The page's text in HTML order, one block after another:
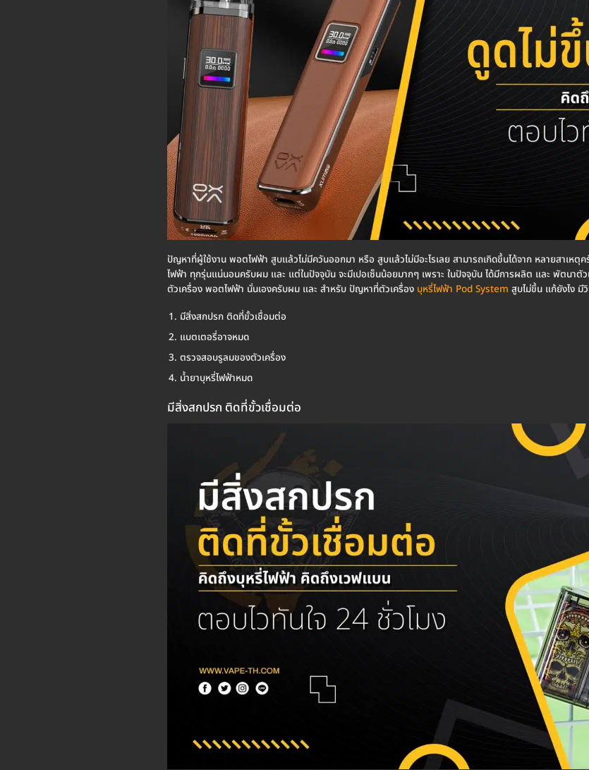
ปัญหาที่ผู้ใช้งาน พอตไฟฟ้า สูบแล้วไม่มีควันออกมา หรือ สูบแล้วไม่มีอะไรเลย สามารถเกิดขึ้นได้จาก หลายสาเห
ไฟฟ้า ทุกรุ่นแน่นอนครับผม และ แต่ในปัจจุบัน จะมีเปอเซ็นน้อยมากๆ เพราะ ในปัจจุบัน ได้มีการผลิต และ พัตนาตั
ตัวเครื่อง พอตไฟฟ้า นั่นเองครับผม และ สำหรับ ปัญหาที่ตัวเครื่อง บุหรี่ไฟฟ้า Pod System สูบไม่ขึ้น แก้ยังไง มี
มีสิ่งสกปรก ติดที่ขั้วเชื่อมต่อ
แบตเตอรี่อาจหมด
ตรวจสอบรูลมของตัวเครื่อง
น้ำยาบุหรี่ไฟฟ้าหมด
มีสิ่งสกปรก ติดที่ขั้วเชื่อมต่อ